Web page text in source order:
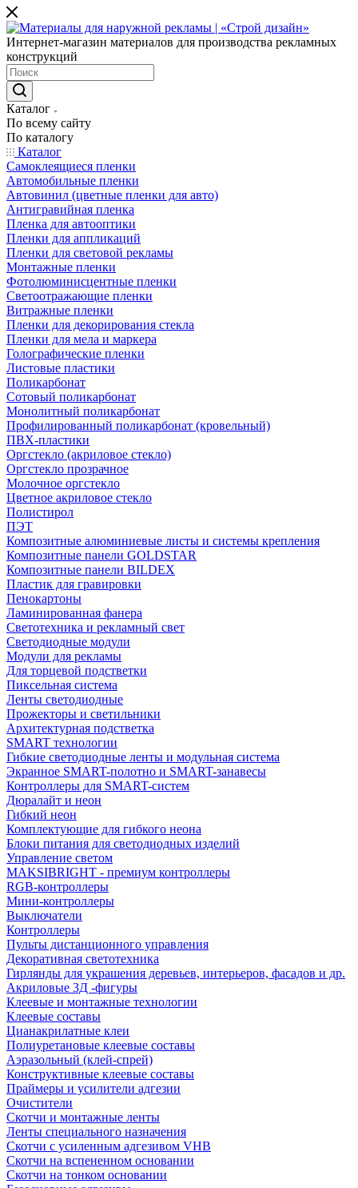
Интернет-магазин материалов для производства рекламных
конструкций
Каталог
По всему сайту
По каталогу
Каталог
Самоклеящиеся пленки
Автомобильные пленки
Автовинил (цветные пленки для авто)
Антигравийная пленка
Пленка для автооптики
Пленки для аппликаций
Пленки для световой рекламы
Монтажные пленки
Фотолюминисцентные пленки
Светоотражающие пленки
Витражные пленки
Пленки для декорирования стекла
Пленки для мела и маркера
Голографические пленки
Листовые пластики
Поликарбонат
Сотовый поликарбонат
Монолитный поликарбонат
Профилированный поликарбонат (кровельный)
ПВХ-пластики
Оргстекло (акриловое стекло)
Оргстекло прозрачное
Молочное оргстекло
Цветное акриловое стекло
Полистирол
ПЭТ
Композитные алюминиевые листы и системы крепления
Композитные панели GOLDSTAR
Композитные панели BILDEX
Пластик для гравировки
Пенокартоны
Ламинированная фанера
Светотехника и рекламный свет
Светодиодные модули
Модули для рекламы
Для торцевой подстветки
Пиксельная система
Ленты светодиодные
Прожекторы и светильники
Архитектурная подстветка
SMART технологии
Гибкие светодиодные ленты и модульная система
Экранное SMART-полотно и SMART-занавесы
Контроллеры для SMART-систем
Дюралайт и неон
Гибкий неон
Комплектующие для гибкого неона
Блоки питания для светодиодных изделий
Управление светом
MAKSIBRIGHT - премиум контроллеры
RGB-контроллеры
Мини-контроллеры
Выключатели
Контроллеры
Пульты дистанционного управления
Декоративная светотехника
Гирлянды для украшения деревьев, интерьеров, фасадов и др.
Акриловые 3Д -фигуры
Клеевые и монтажные технологии
Клеевые составы
Цианакрилатные клеи
Полиуретановые клеевые составы
Аэразольный (клей-спрей)
Конструктивные клеевые составы
Праймеры и усилители адгезии
Очистители
Скотчи и монтажные ленты
Ленты специального назначения
Скотчи с усиленным адгезивом VHB
Скотчи на вспененном основании
Скотчи на тонком основании